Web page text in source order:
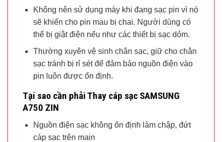
Không nên sử dụng máy khi đang sạc pin vì nó
sẽ khiến cho pin mau bị chai. Người dùng có
thể bị giật điện nếu như các thiết bị sạc dỏm.
Thường xuyên vệ sinh chân sạc, giữ cho chân
sạc tránh bị rỉ sét để đảm bảo nguồn điện vào
pin luôn được ổn định.
Tại sao cần phải Thay cáp sạc SAMSUNG
A750 ZIN
Nguồn điện sạc không ổn định làm chập, đứt
cáp sạc trên main